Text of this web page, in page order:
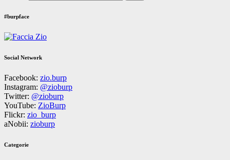
#burpface
Social Network
Facebook: zio.burp
Instagram: @zioburp
Twitter: @zioburp
YouTube: ZioBurp
Flickr: zio_burp
aNobii: zioburp
Categorie